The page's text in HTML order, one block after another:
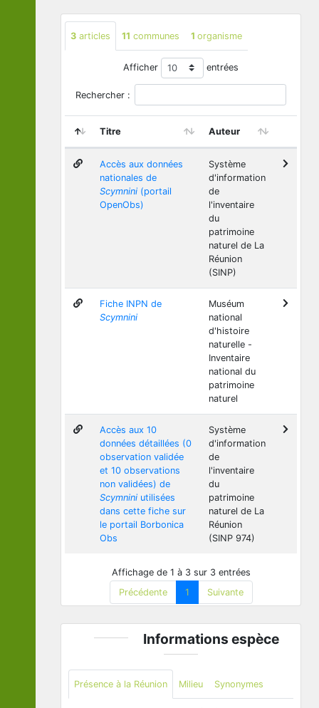
3 articles 11 communes 1 organisme
Afficher entrées
Rechercher :
Titre Auteur
Accès aux données
nationales de
Scymnini (portail
OpenObs)
Système
d'information
de
l'inventaire
du
patrimoine
naturel de La
Réunion
(SINP)
Fiche INPN de
Scymnini
Muséum
national
d'histoire
naturelle -
Inventaire
national du
patrimoine
naturel
Accès aux 10
données détaillées (0
observation validée
et 10 observations
non validées) de
Scymnini utilisées
dans cette fiche sur
le portail Borbonica
Obs
Système
d'information
de
l'inventaire
du
patrimoine
naturel de La
Réunion
(SINP 974)
Affichage de 1 à 3 sur 3 entrées
Précédente
1 Suivante
Informations espèce
Présence à la Réunion Milieu Synonymes